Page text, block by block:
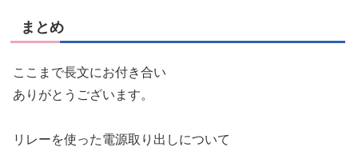
まとめ
ここまで長文にお付き合い
ありがとうございます。
リレーを使った電源取り出しについて